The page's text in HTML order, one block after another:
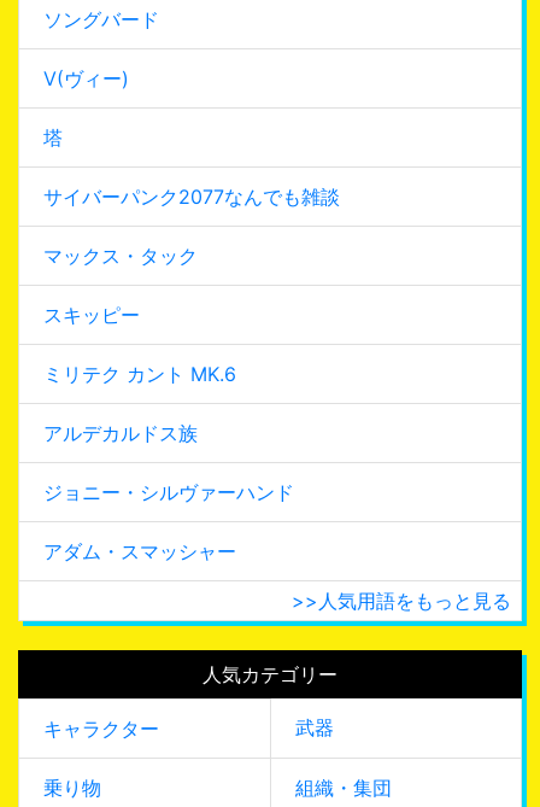
ソングバード
V(ヴィー)
塔
サイバーパンク2077なんでも雑談
マックス・タック
スキッピー
ミリテク カント MK.6
アルデカルドス族
ジョニー・シルヴァーハンド
アダム・スマッシャー
>>人気用語をもっと見る
人気カテゴリー
キャラクター 武器
乗り物 組織・集団